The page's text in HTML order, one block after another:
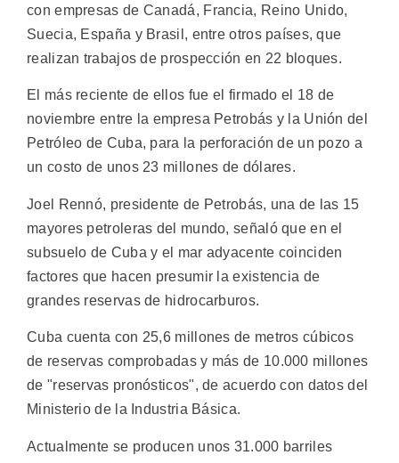
con empresas de Canadá, Francia, Reino Unido,
Suecia, España y Brasil, entre otros países, que
realizan trabajos de prospección en 22 bloques.
El más reciente de ellos fue el firmado el 18 de
noviembre entre la empresa Petrobás y la Unión del
Petróleo de Cuba, para la perforación de un pozo a
un costo de unos 23 millones de dólares.
Joel Rennó, presidente de Petrobás, una de las 15
mayores petroleras del mundo, señaló que en el
subsuelo de Cuba y el mar adyacente coinciden
factores que hacen presumir la existencia de
grandes reservas de hidrocarburos.
Cuba cuenta con 25,6 millones de metros cúbicos
de reservas comprobadas y más de 10.000 millones
de "reservas pronósticos", de acuerdo con datos del
Ministerio de la Industria Básica.
Actualmente se producen unos 31.000 barriles